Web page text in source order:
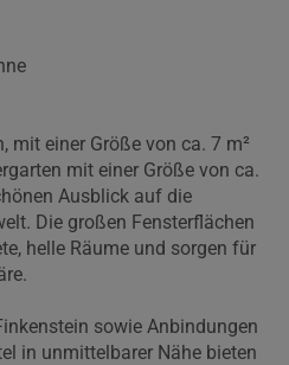
mit einer Größe von ca. 7 m²
mit einer Größe von ca.
Ausblick auf die
Die großen Fensterflächen
helle Räume und sorgen für
sowie Anbindungen
in unmittelbarer Nähe bieten